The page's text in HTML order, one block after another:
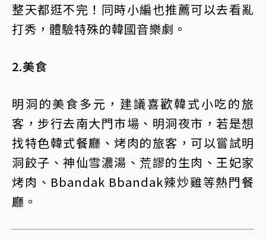
整天都逛不完！同時小編也推薦可以去看亂
打秀，體驗特殊的韓國音樂劇。
2.美食
明洞的美食多元，建議喜歡韓式小吃的旅
客，步行去南大門市場、明洞夜市，若是想
找特色韓式餐廳、烤肉的旅客，可以嘗試明
洞餃子、神仙雪濃湯、荒謬的生肉、王妃家
烤肉、Bbandak Bbandak辣炒雞等熱門餐
廳。